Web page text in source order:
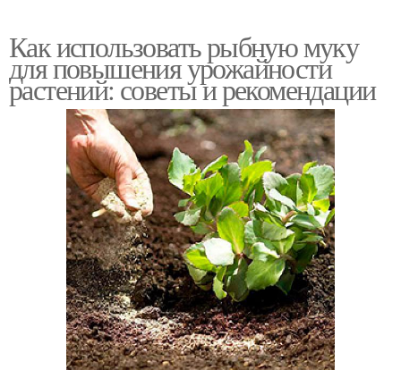
Как использовать рыбную муку
для повышения урожайности
растений: советы и рекомендации